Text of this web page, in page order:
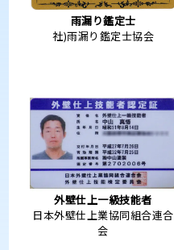
雨漏り鑑定士
社)雨漏り鑑定士協会
外壁仕上一級技能者
日本外壁仕上業協同組合連合
会